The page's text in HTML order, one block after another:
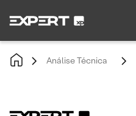
Análise Técnica